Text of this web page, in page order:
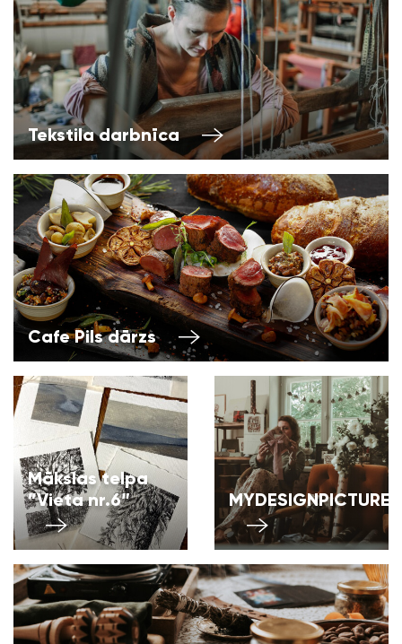
Tekstila darbnīca
Cafe Pils dārzs
Mākslas telpa
”Vieta nr.6″
MYDESIGNPICTURES